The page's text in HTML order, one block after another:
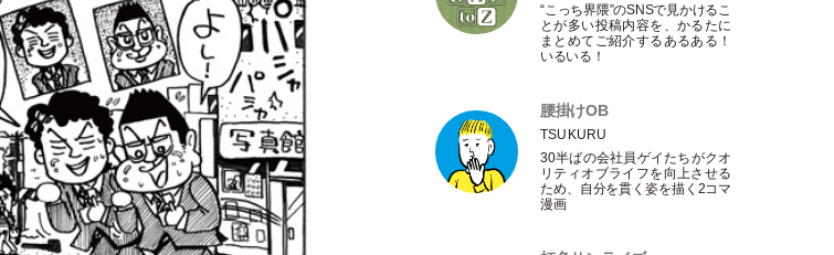
“こっち界隈”のSNSで見かけるこ
とが多い投稿内容を、かるたに
まとめてご紹介するあるある！
いるいる！
腰掛けOB
TSUKURU
30半ばの会社員ゲイたちがクオ
リティオブライフを向上させる
ため、自分を貫く姿を描く2コマ
漫画